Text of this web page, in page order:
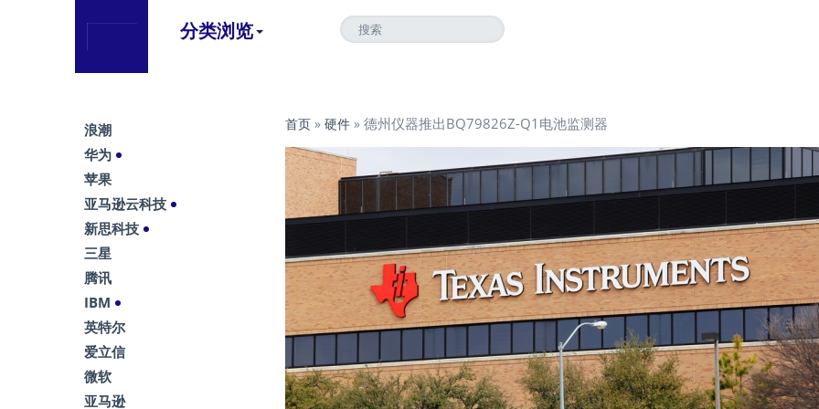
分类浏览
首页 » 硬件 » 德州仪器推出BQ79826Z-Q1电池监测器
浪潮
华为
苹果
亚马逊云科技
新思科技
三星
腾讯
IBM
英特尔
爱立信
微软
亚马逊